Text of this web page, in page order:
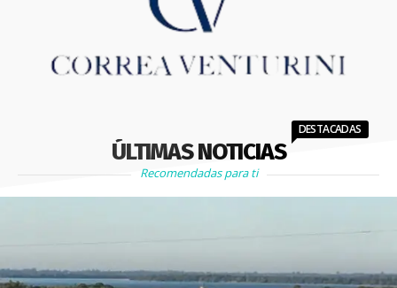
ÚLTIMAS NOTICIAS
DESTACADAS
Recomendadas para ti